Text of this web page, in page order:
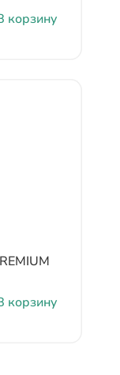
корзину
корзину